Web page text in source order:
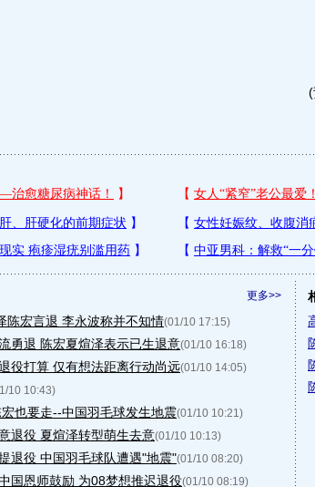
(
更多>>
陈宏言退 李永波称并不知情(01/10 17:15)
勇退 陈宏夏煊泽表示已生退意(01/10 16:18)
役打算 仅有想法距离行动尚远(01/10 14:05)
10 10:43)
也要走--中国羽毛球发生地震(01/10 10:21)
退役 夏煊泽转型萌生去意(01/10 10:13)
退役 中国羽毛球队遭遇"地震"(01/10 08:20)
国恩师鼓励 为08梦想推迟退役(01/10 08:19)